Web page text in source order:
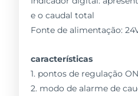
e o caudal total
Fonte de alimentação:
características
1. pontos de regulação
2. modo de alarme de